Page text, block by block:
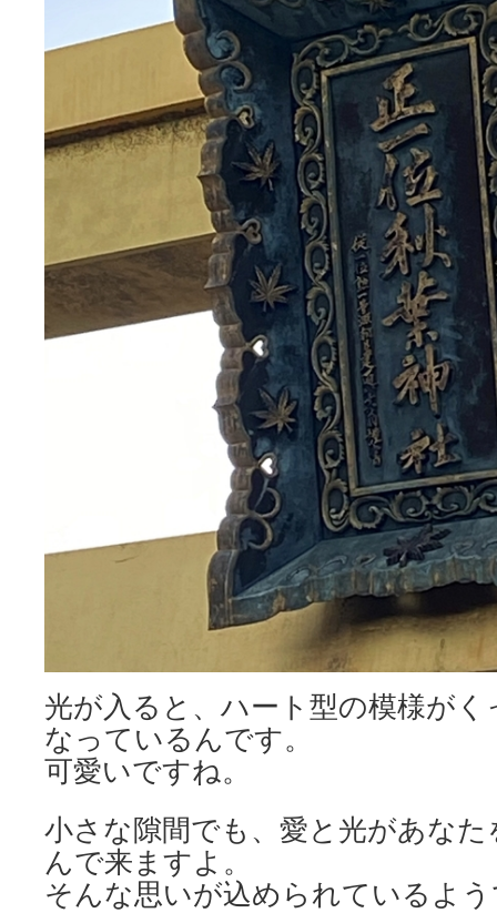
光が入ると、ハート型の模様が
なっているんです。
可愛いですね。
小さな隙間でも、愛と光があな
んで来ますよ。
そんな思いが込められているよ